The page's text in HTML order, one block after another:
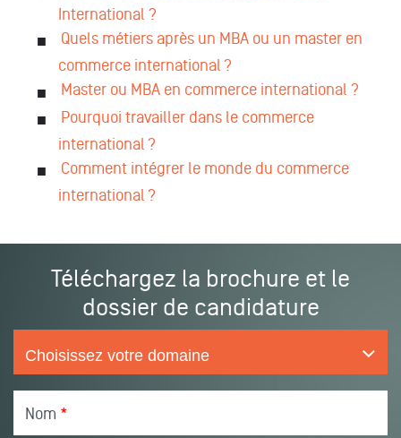
International ?
Quels métiers après un MBA ou un master en
commerce international ?
Master ou MBA en commerce international ?
Pourquoi travailler dans le commerce
international ?
Comment intégrer le monde du commerce
international ?
Téléchargez la brochure et le
dossier de candidature
Nom *